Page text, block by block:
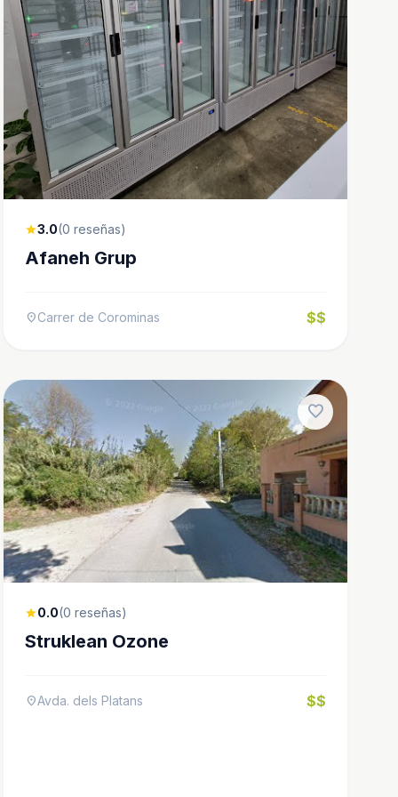
star3.0(0 reseñas)
Afaneh Grup
location_onCarrer de Corominas $$
favorite
star0.0(0 reseñas)
Struklean Ozone
location_onAvda. dels Platans $$